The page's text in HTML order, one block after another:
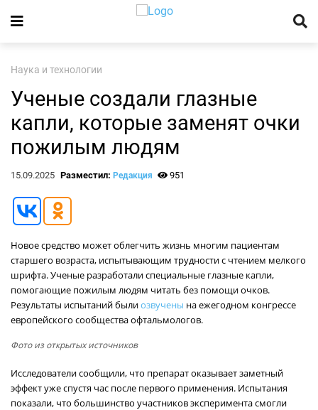
Наука и технологии
Ученые создали глазные
капли, которые заменят очки
пожилым людям
15.09.2025 Разместил: Редакция 951
Новое средство может облегчить жизнь многим пациентам
старшего возраста, испытывающим трудности с чтением мелкого
шрифта. Ученые разработали специальные глазные капли,
помогающие пожилым людям читать без помощи очков.
Результаты испытаний былиозвучены на ежегодном конгрессе
европейского сообщества офтальмологов.
Фото из открытых источников
Исследователи сообщили, что препарат оказывает заметный
эффект уже спустя час после первого применения. Испытания
показали, что большинство участников эксперимента смогли